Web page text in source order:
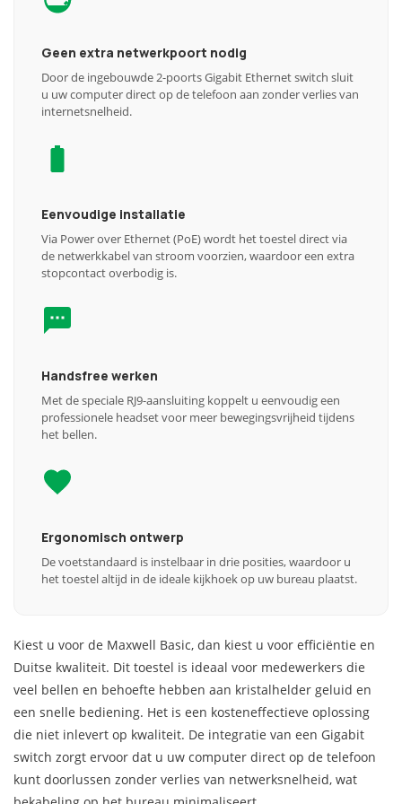
Geen extra netwerkpoort nodig
Door de ingebouwde 2-poorts Gigabit Ethernet switch sluit
u uw computer direct op de telefoon aan zonder verlies van
internetsnelheid.
Eenvoudige installatie
Via Power over Ethernet (PoE) wordt het toestel direct via
de netwerkkabel van stroom voorzien, waardoor een extra
stopcontact overbodig is.
Handsfree werken
Met de speciale RJ9-aansluiting koppelt u eenvoudig een
professionele headset voor meer bewegingsvrijheid tijdens
het bellen.
Ergonomisch ontwerp
De voetstandaard is instelbaar in drie posities, waardoor u
het toestel altijd in de ideale kijkhoek op uw bureau plaatst.
Kiest u voor de Maxwell Basic, dan kiest u voor efficiëntie en
Duitse kwaliteit. Dit toestel is ideaal voor medewerkers die
veel bellen en behoefte hebben aan kristalhelder geluid en
een snelle bediening. Het is een kosteneffectieve oplossing
die niet inlevert op kwaliteit. De integratie van een Gigabit
switch zorgt ervoor dat u uw computer direct op de telefoon
kunt doorlussen zonder verlies van netwerksnelheid, wat